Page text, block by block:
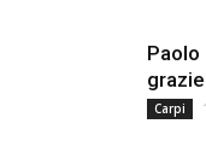
Paolo
Carpi